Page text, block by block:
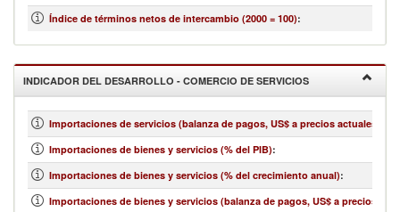
Índice de términos netos de intercambio (2000 = 100):
INDICADOR DEL DESARROLLO - COMERCIO DE SERVICIOS
Importaciones de servicios (balanza de pagos, US$ a precios actuales)
Importaciones de bienes y servicios (% del PIB):
Importaciones de bienes y servicios (% del crecimiento anual):
Importaciones de bienes y servicios (balanza de pagos, US$ a precios